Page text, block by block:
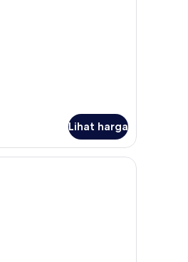
Lihat harga
bilik, meja, kalis bunyi